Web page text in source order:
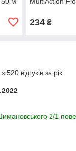
234₴
520 відгуків за рік
2/1